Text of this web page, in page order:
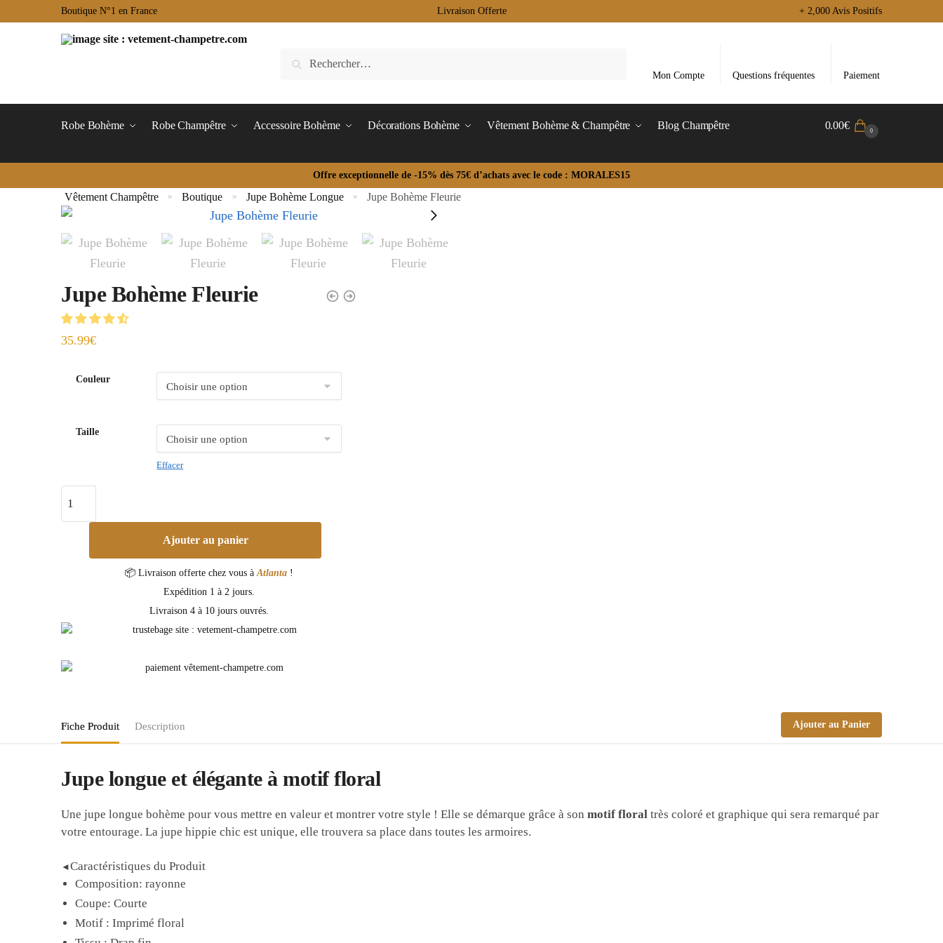
Boutique N°1 en France Livraison Offerte + 2,000 Avis Positifs
Mon Compte Questions fréquentes Paiement
Robe Bohème Robe Champêtre Accessoire Bohème Décorations Bohème Vêtement Bohème & Champêtre Blog Champêtre 0.00€ 0
Offre exceptionnelle de -15% dès 75€ d’achats avec le code : MORALES15
Vêtement Champêtre » Boutique » Jupe Bohème Longue » Jupe Bohème Fleurie
Jupe Bohème Fleurie
35.99€
Couleur
Taille
Effacer
Ajouter au panier
📦 Livraison offerte chez vous à Atlanta !
Expédition 1 à 2 jours.
Livraison 4 à 10 jours ouvrés.
Fiche Produit Description Ajouter au Panier
Jupe longue et élégante à motif floral
Une jupe longue bohème pour vous mettre en valeur et montrer votre style ! Elle se démarque grâce à sonmotif floral très coloré et graphique qui sera remarqué par
votre entourage. La jupe hippie chic est unique, elle trouvera sa place dans toutes les armoires.
◄Caractéristiques du Produit
Composition: rayonne
Coupe: Courte
Motif : Imprimé floral